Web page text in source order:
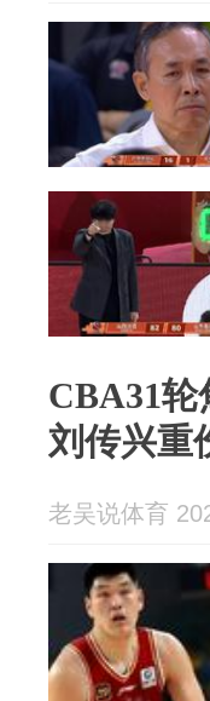
CBA31
刘传兴重
老吴说体育